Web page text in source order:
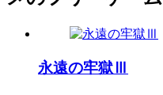
永遠の牢獄Ⅲ